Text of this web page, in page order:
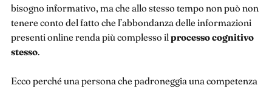
bisogno informativo, ma che allo stesso tempo non può non
tenere conto del fatto che l’abbondanza delle informazioni
presenti online renda più complesso il processocognitivo
stesso.
Ecco perché una persona che padroneggia una competenza